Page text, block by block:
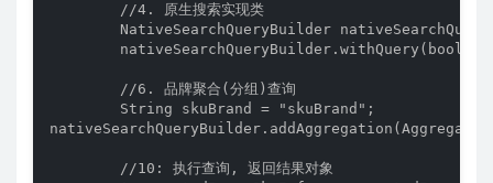
        //4. 原生搜索实现类
NativeSearchQueryBuilder
        //6. 品牌聚合(分组)查询
        String skuBrand = "skuBrand";
        //10: 执行查询, 返回结果对象